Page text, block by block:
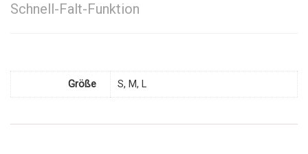
Schnell-Falt-Funktion
Größe S, M, L